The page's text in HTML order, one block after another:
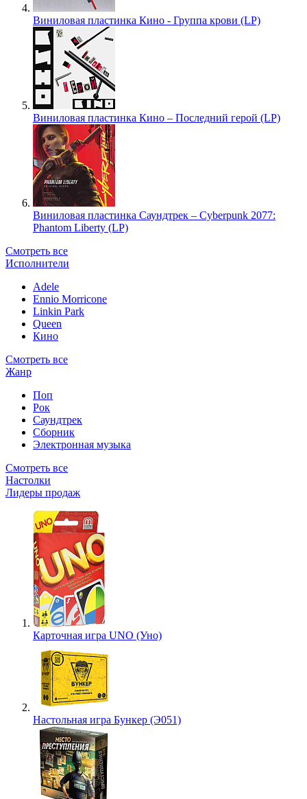
Виниловая пластинка Кино - Группа крови (LP)
Виниловая пластинка Кино – Последний герой (LP)
Виниловая пластинка Саундтрек – Cyberpunk 2077:
Phantom Liberty (LP)
Смотреть все
Исполнители
Adele
Ennio Morricone
Linkin Park
Queen
Кино
Смотреть все
Жанр
Поп
Рок
Саундтрек
Сборник
Электронная музыка
Смотреть все
Настолки
Лидеры продаж
Карточная игра UNO (Уно)
Настольная игра Бункер (Э051)